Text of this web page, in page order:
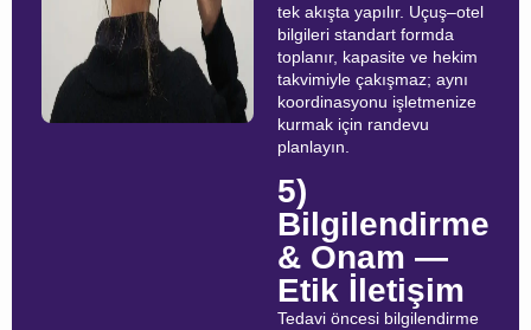
tek akışta yapılır. Uçuş–otel
bilgileri standart formda
toplanır, kapasite ve hekim
takvimiyle çakışmaz; aynı
koordinasyonu işletmenize
kurmak için randevu
planlayın.
5)
Bilgilendirme
& Onam —
Etik İletişim
Tedavi öncesi bilgilendirme